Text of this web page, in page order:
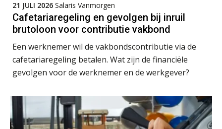
21 JULI 2026 Salaris Vanmorgen
Cafetariaregeling en gevolgen bij inruil
brutoloon voor contributie vakbond
Een werknemer wil de vakbondscontributie via de
cafetariaregeling betalen. Wat zijn de financiële
gevolgen voor de werknemer en de werkgever?